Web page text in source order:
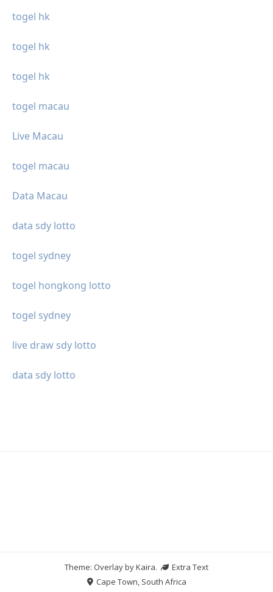
togel hk
togel hk
togel hk
togel macau
Live Macau
togel macau
Data Macau
data sdy lotto
togel sydney
togel hongkong lotto
togel sydney
live draw sdy lotto
data sdy lotto
Theme: Overlay byKaira.
Extra Text
Cape Town, South Africa